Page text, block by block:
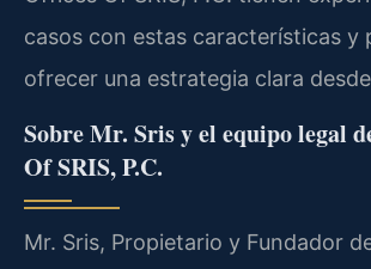
casos con estas características y
ofrecer una estrategia clara
Sobre Mr. Sris y el equipo legal
Of SRIS, P.C.
Mr. Sris, Propietario y Fundador